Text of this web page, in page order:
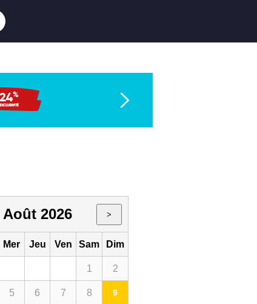
Août 2026 >
Mer Jeu Ven Sam Dim
1 2
5 6 7 8 9